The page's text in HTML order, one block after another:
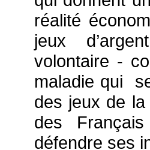
réalité
jeux
volontaire -
maladie qui
des jeux de
des
défendre ses